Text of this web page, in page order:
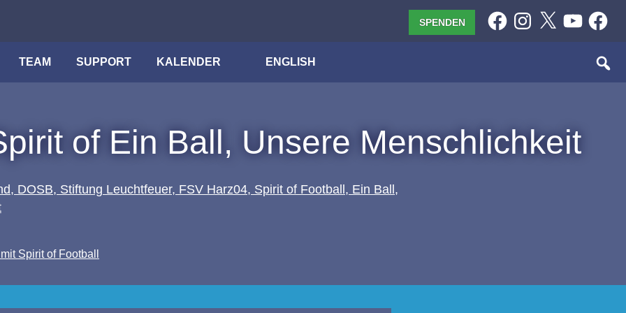
TEAM SUPPORT KALENDER ENGLISH
FacebookInstagram
X YouTube
SPENDEN
of Ein Ball, Unsere Menschlichkeit
Spirit of Football